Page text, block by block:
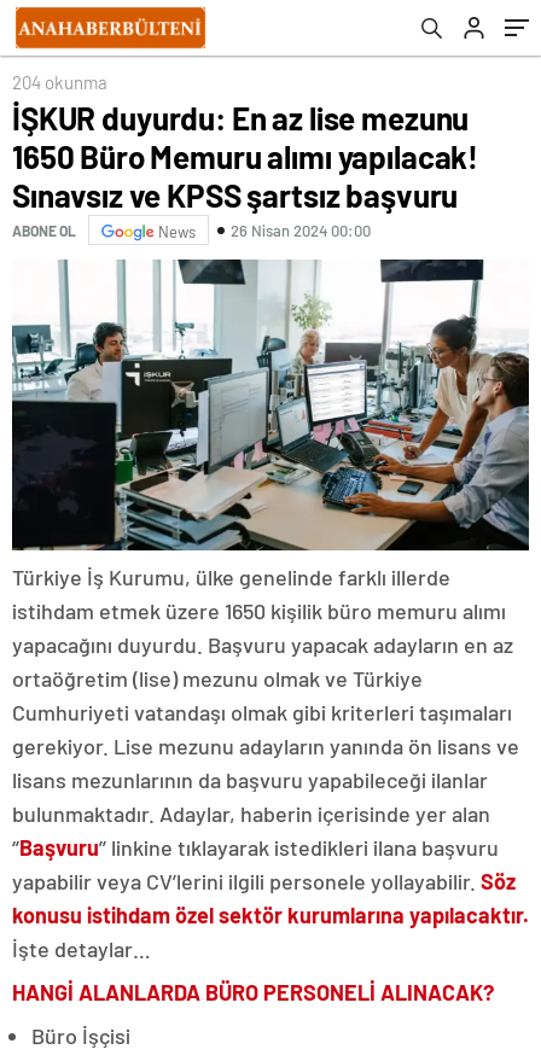
şartsız başvuru
204 okunma
İŞKUR duyurdu: En az lise mezunu
1650 Büro Memuru alımı yapılacak!
Sınavsız ve KPSS şartsız başvuru
ABONE OL News 26 Nisan 2024 00:00
Türkiye İş Kurumu, ülke genelinde farklı illerde
istihdam etmek üzere 1650 kişilik büro memuru alımı
yapacağını duyurdu. Başvuru yapacak adayların en az
ortaöğretim (lise) mezunu olmak ve Türkiye
Cumhuriyeti vatandaşı olmak gibi kriterleri taşımaları
gerekiyor. Lise mezunu adayların yanında ön lisans ve
lisans mezunlarının da başvuru yapabileceği ilanlar
bulunmaktadır. Adaylar, haberin içerisinde yer alan
‘’Başvuru’’ linkine tıklayarak istedikleri ilana başvuru
yapabilir veya CV’lerini ilgili personele yollayabilir. Söz
konusu istihdam özel sektör kurumlarına yapılacaktır.
İşte detaylar…
HANGİ ALANLARDA BÜRO PERSONELİ ALINACAK?
Büro İşçisi